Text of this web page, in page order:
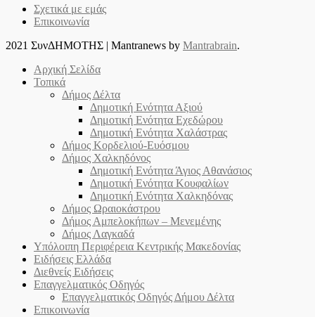
Σχετικά με εμάς
Επικοινωνία
2021 ΣυνΔΗΜΟΤΗΣ
Mantranews by Mantrabrain.
Αρχική Σελίδα
Τοπικά
Δήμος Δέλτα
Δημοτική Ενότητα Αξιού
Δημοτική Ενότητα Εχεδώρου
Δημοτική Ενότητα Χαλάστρας
Δήμος Κορδελιού-Ευόσμου
Δήμος Χαλκηδόνος
Δημοτική Ενότητα Άγιος Αθανάσιος
Δημοτική Ενότητα Κουφαλίων
Δημοτική Ενότητα Χαλκηδόνας
Δήμος Ωραιοκάστρου
Δήμος Αμπελοκήπων – Μενεμένης
Δήμος Λαγκαδά
Υπόλοιπη Περιφέρεια Κεντρικής Μακεδονίας
Ειδήσεις Ελλάδα
Διεθνείς Ειδήσεις
Επαγγελματικός Οδηγός
Επαγγελματικός Οδηγός Δήμου Δέλτα
Επικοινωνία